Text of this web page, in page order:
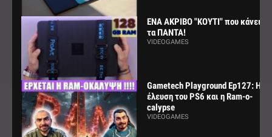
ΕΝΑ ΑΚΡΙΒΟ "ΚΟΥΤΙ" που κάνει
τα ΠΑΝΤΑ!
VIDEOGAMES
Gametech Playground Ep127: Η
έλευση του PS6 και η Ram-o-
calypse
VIDEOGAMES